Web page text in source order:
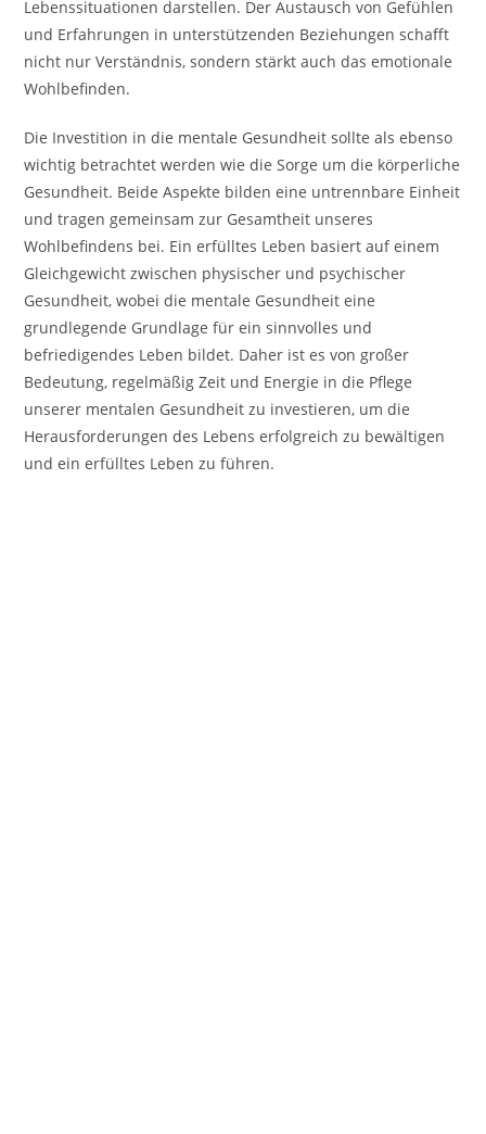
Lebenssituationen darstellen. Der Austausch von Gefühlen
und Erfahrungen in unterstützenden Beziehungen schafft
nicht nur Verständnis, sondern stärkt auch das emotionale
Wohlbefinden.
Die Investition in die mentale Gesundheit sollte als ebenso
wichtig betrachtet werden wie die Sorge um die körperliche
Gesundheit. Beide Aspekte bilden eine untrennbare Einheit
und tragen gemeinsam zur Gesamtheit unseres
Wohlbefindens bei. Ein erfülltes Leben basiert auf einem
Gleichgewicht zwischen physischer und psychischer
Gesundheit, wobei die mentale Gesundheit eine
grundlegende Grundlage für ein sinnvolles und
befriedigendes Leben bildet. Daher ist es von großer
Bedeutung, regelmäßig Zeit und Energie in die Pflege
unserer mentalen Gesundheit zu investieren, um die
Herausforderungen des Lebens erfolgreich zu bewältigen
und ein erfülltes Leben zu führen.